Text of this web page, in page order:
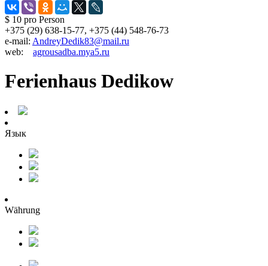
$ 10 pro Person
+375 (29) 638-15-77, +375 (44) 548-76-73
e-mail: AndreyDedik83@mail.ru
web: agrousadba.mya5.ru
Ferienhaus Dedikow
Язык
Währung